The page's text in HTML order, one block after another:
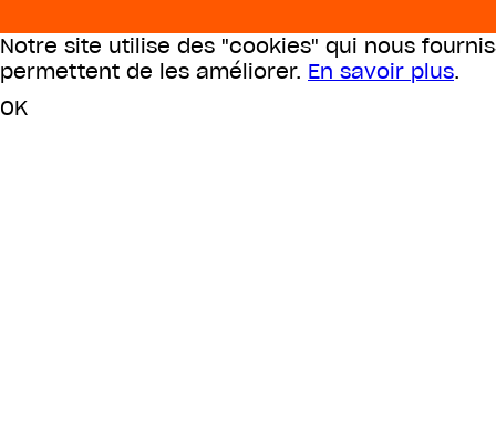
Notre site utilise des "cookies" qui nous
permettent de les améliorer. En savoir plus.
OK